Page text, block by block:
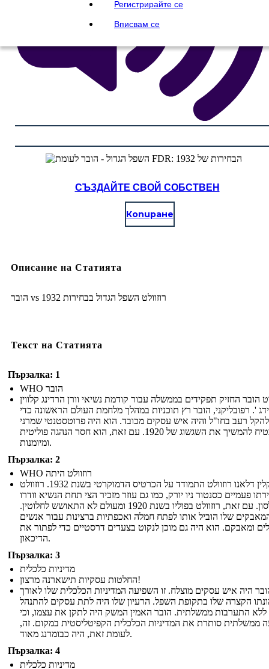
Регистрирайте се
Вписвам се
СЪЗДАЙТЕ СВОЙ СОБСТВЕН
Копиране
Описание на Статията
הובר vs רוזוולט השפל הגדול בבחירות 1932
Текст на Статията
Пързалка: 1
WHO הובר
הובר החזיק תפקידים בממשלה עבור קודמת נשיאי וורן הרדינג קלווין
'. רפובליקני, הובר רץ תוכניות במהלך מלחמת העולם הראשונה כדי
להקל רעב בחו"ל והיה איש עסקים מכובד. הוא היה פרוטסטנטי שמרני
כי הבטיח להמשיך את השגשוג של 1920. עם זאת, הוא חסר הנהגה פוליטית
ומיומנות.
Пързалка: 2
WHO רוזוולט היתה
פרנקלין דלאנו רוזוולט התמודד על הכרטיס הדמוקרטי בשנת 1932. רוזוולט
פעמיים כסנטור ניו יורק, כמו גם עוזר מזכיר הצי תחת הנשיא וודרו
וילסון. עם זאת, רוזוולט בפוליו בשנת 1920 ומעולם לא התאושש לחלוטין.
שלו הוביל אותו לפתח חמלה ואכפתיות ברצינות עבור אנשים
ומאבקם. הוא היה גם מוכן לנקוט בצעדים דרסטיים כדי לפתור את
הדיכאון.
Пързалка: 3
מדיניות כלכלית
החלטות עסקיות תישארנה מרצון!
היה איש עסקים מוצלח. זו השפיעה המדיניות הכלכלית שלו לאורך
הקצרה שלו בתקופת השפל. הרעיון שלו היה לתת עסקים להתנהל
ללא התערבות ממשלתית. הובר האמין המשק היה לתקן את עצמו, וכי
ממשלתית סותרת את המדיניות הכלכלית הקפיטליסטית במקום. זה,
לעומת זאת, היה כבומרנג מאוד.
Пързалка: 4
מדיניות כלכלית